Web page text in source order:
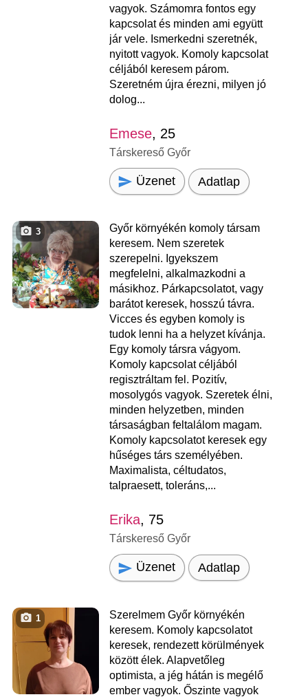
vagyok. Számomra fontos egy
kapcsolat és minden ami együtt
jár vele. Ismerkedni szeretnék,
nyitott vagyok. Komoly kapcsolat
céljából keresem párom.
Szeretném újra érezni, milyen jó
dolog...
Emese, 25
Társkereső Győr
Üzenet Adatlap
3
Győr környékén komoly társam
keresem. Nem szeretek
szerepelni. Igyekszem
megfelelni, alkalmazkodni a
másikhoz. Párkapcsolatot, vagy
barátot keresek, hosszú távra.
Vicces és egyben komoly is
tudok lenni ha a helyzet kívánja.
Egy komoly társra vágyom.
Komoly kapcsolat céljából
regisztráltam fel. Pozitív,
mosolygós vagyok. Szeretek élni,
minden helyzetben, minden
társaságban feltalálom magam.
Komoly kapcsolatot keresek egy
hűséges társ személyében.
Maximalista, céltudatos,
talpraesett, toleráns,...
Erika, 75
Társkereső Győr
Üzenet Adatlap
1
Szerelmem Győr környékén
keresem. Komoly kapcsolatot
keresek, rendezett körülmények
között élek. Alapvetőleg
optimista, a jég hátán is megélő
ember vagyok. Őszinte vagyok